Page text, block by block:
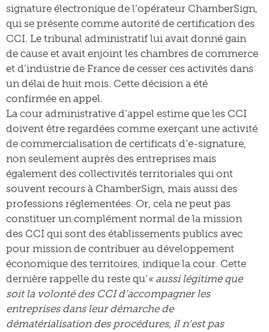
signature électronique de l’opérateur ChamberSign,
qui se présente comme autorité de certification des
CCI. Le tribunal administratif lui avait donné gain
de cause et avait enjoint les chambres de commerce
et d’industrie de France de cesser ces activités dans
un délai de huit mois. Cette décision a été
confirmée en appel.
La cour administrative d’appel estime que les CCI
doivent être regardées comme exerçant une activité
de commercialisation de certificats d’e-signature,
non seulement auprès des entreprises mais
également des collectivités territoriales qui ont
souvent recours à ChamberSign, mais aussi des
professions réglementées. Or, cela ne peut pas
constituer un complément normal de la mission
des CCI qui sont des établissements publics avec
pour mission de contribuer au développement
économique des territoires, indique la cour. Cette
dernière rappelle du reste qu’« aussi légitime que
soit la volonté des CCI d’accompagner les
entreprises dans leur démarche de
dématérialisation des procédures, il n’est pas